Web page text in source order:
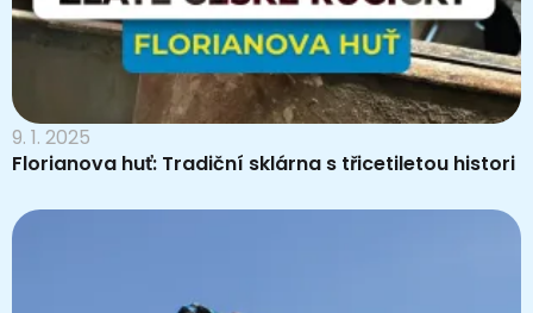
9. 1. 2025
Florianova huť: Tradiční sklárna s třicetiletou histori